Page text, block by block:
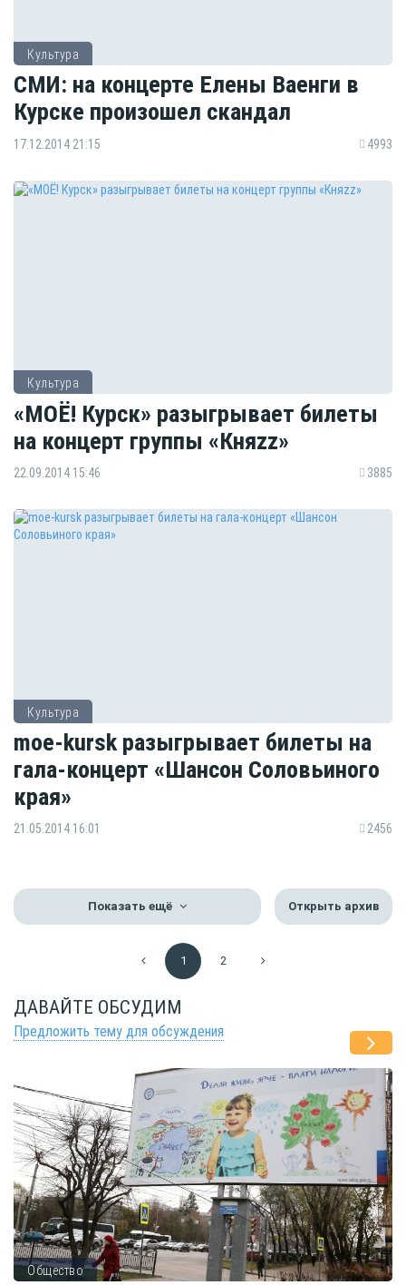
Культура
СМИ: на концерте Елены Ваенги в
Курске произошел скандал
17.12.2014 21:15 4993
Культура
«МОЁ! Курск» разыгрывает билеты
на концерт группы «Княzz»
22.09.2014 15:46 3885
Культура
moe-kursk разыгрывает билеты на
гала-концерт «Шансон Соловьиного
края»
21.05.2014 16:01 2456
Показать ещё Открыть архив
1 2
ДАВАЙТЕ ОБСУДИМ
Предложить тему для обсуждения
Общество